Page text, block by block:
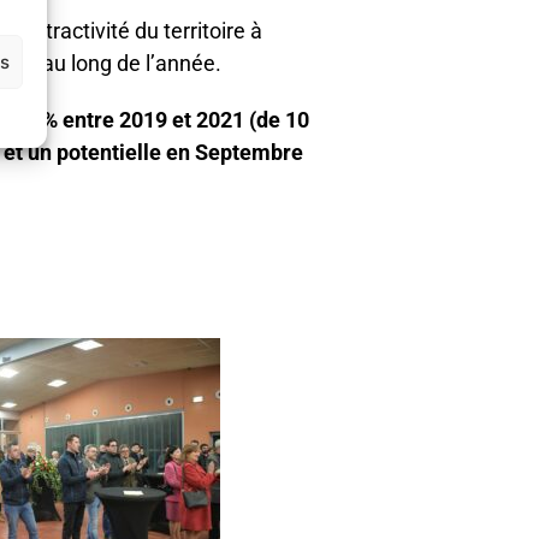
l’attractivité du territoire à
au long de l’année.
% entre 2019 et 2021 (de 10
un potentielle en Septembre